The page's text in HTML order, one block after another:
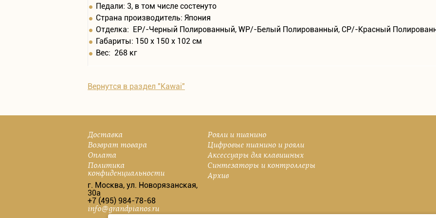
Педали: 3, в том числе состенуто
Страна производитель: Япония
Отделка: EP/-Черный Полированный, WP/-Белый Полированный, CP/-Красный
Габариты: 150 х 150 х 102 см
Вес: 268 кг
Вернутся в раздел "Kawai"
Доставка
Возврат товара
Оплата
Политика
конфиденциальности
Рояли и пианино
Цифровые пианино и рояли
Аксессуары для клавишных
Синтезаторы и контроллеры
Архив
г. Москва, ул. Новорязанская,
30а
+7 (495) 984-78-68
info@grandpianos.ru